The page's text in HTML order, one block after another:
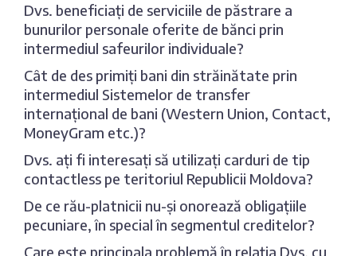
Dvs. beneficiați de serviciile de păstrare a
bunurilor personale oferite de bănci prin
intermediul safeurilor individuale?
Cât de des primiți bani din străinătate prin
intermediul Sistemelor de transfer
internațional de bani (Western Union, Contact,
MoneyGram etc.)?
Dvs. ați fi interesați să utilizați carduri de tip
contactless pe teritoriul Republicii Moldova?
De ce rău-platnicii nu-și onorează obligațiile
pecuniare, în special în segmentul creditelor?
Care este principala problemă în relația Dvs. cu